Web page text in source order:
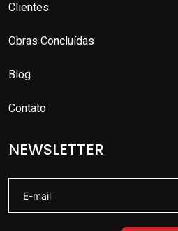
Clientes
Obras Concluídas
Blog
Contato
NEWSLETTER